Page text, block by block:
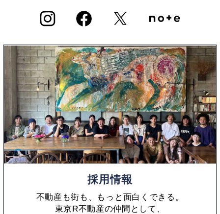
採用情報
不動産も街も、もっと面白くできる。
東京R不動産の仲間として、